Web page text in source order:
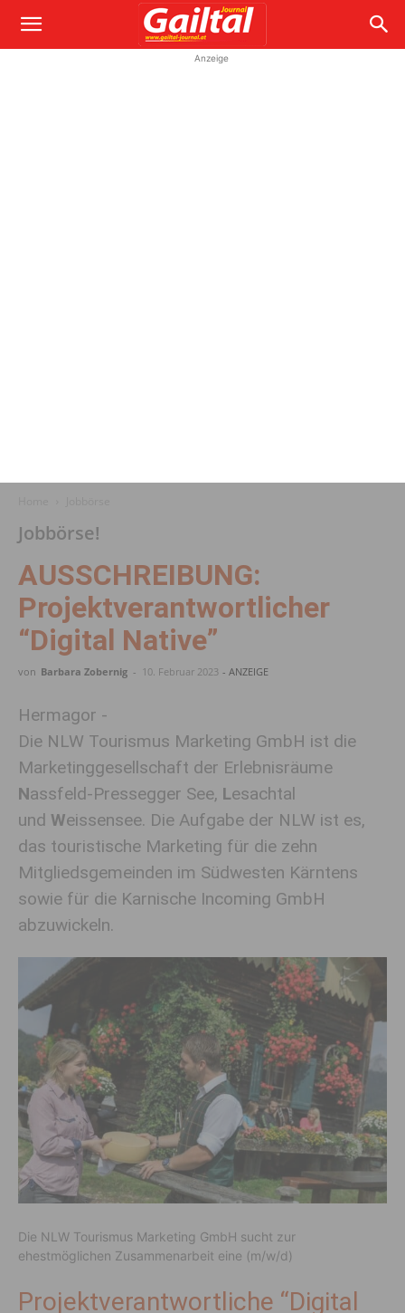
Anzeige
Jobbörse!
AUSSCHREIBUNG:
Projektverantwortlicher
“Digital Native”
von Barbara Zobernig - 10. Februar 2023 - ANZEIGE
Hermagor -
Die NLW Tourismus Marketing GmbH ist die
Marketinggesellschaft der Erlebnisräume
Nassfeld-Pressegger See, Lesachtal
und Weissensee. Die Aufgabe der NLW ist es,
das touristische Marketing für die zehn
Mitgliedsgemeinden im Südwesten Kärntens
sowie für die Karnische Incoming GmbH
abzuwickeln.
Die NLW Tourismus Marketing GmbH sucht zur
ehestmöglichen Zusammenarbeit eine (m/w/d)
Projektverantwortliche “Digital